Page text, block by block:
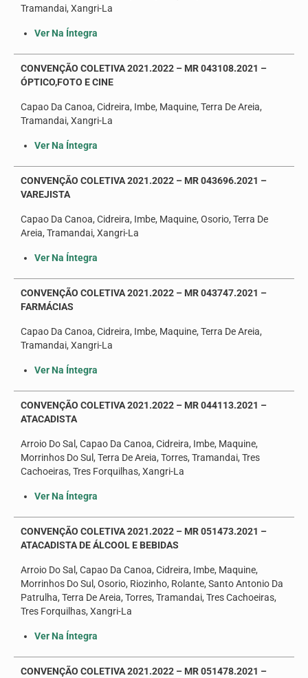
Contato
Tramandai, Xangri-La
Ver Na Íntegra
CONVENÇÃO COLETIVA 2021.2022 – MR 043108.2021 –
ÓPTICO,FOTO E CINE
Capao Da Canoa, Cidreira, Imbe, Maquine, Terra De Areia,
Tramandai, Xangri-La
Ver Na Íntegra
CONVENÇÃO COLETIVA 2021.2022 – MR 043696.2021 –
VAREJISTA
Capao Da Canoa, Cidreira, Imbe, Maquine, Osorio, Terra De
Areia, Tramandai, Xangri-La
Ver Na Íntegra
CONVENÇÃO COLETIVA 2021.2022 – MR 043747.2021 –
FARMÁCIAS
Capao Da Canoa, Cidreira, Imbe, Maquine, Terra De Areia,
Tramandai, Xangri-La
Ver Na Íntegra
CONVENÇÃO COLETIVA 2021.2022 – MR 044113.2021 –
ATACADISTA
Arroio Do Sal, Capao Da Canoa, Cidreira, Imbe, Maquine,
Morrinhos Do Sul, Terra De Areia, Torres, Tramandai, Tres
Cachoeiras, Tres Forquilhas, Xangri-La
Ver Na Íntegra
CONVENÇÃO COLETIVA 2021.2022 – MR 051473.2021 –
ATACADISTA DE ÁLCOOL E BEBIDAS
Arroio Do Sal, Capao Da Canoa, Cidreira, Imbe, Maquine,
Morrinhos Do Sul, Osorio, Riozinho, Rolante, Santo Antonio Da
Patrulha, Terra De Areia, Torres, Tramandai, Tres Cachoeiras,
Tres Forquilhas, Xangri-La
Ver Na Íntegra
CONVENÇÃO COLETIVA 2021.2022 – MR 051478.2021 –